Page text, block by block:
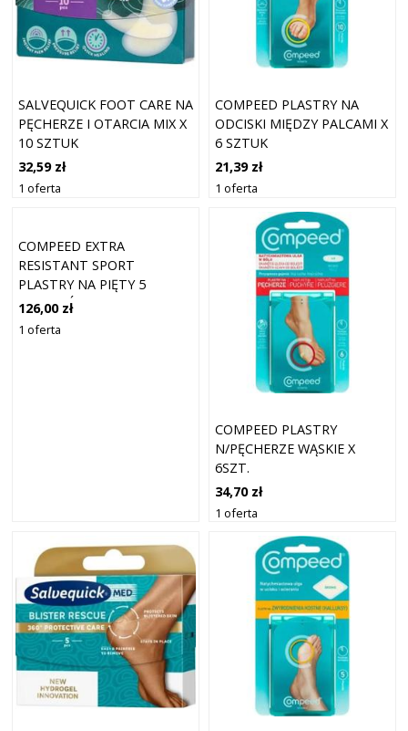
SALVEQUICK FOOT CARE NA
PĘCHERZE I OTARCIA MIX X
10 SZTUK
32,59 zł
1 oferta
COMPEED PLASTRY NA
ODCISKI MIĘDZY PALCAMI X
6 SZTUK
21,39 zł
1 oferta
COMPEED EXTRA
RESISTANT SPORT
PLASTRY NA PIĘTY 5
PLASTRÓW
126,00 zł
1 oferta
COMPEED PLASTRY
N/PĘCHERZE WĄSKIE X
6SZT.
34,70 zł
1 oferta